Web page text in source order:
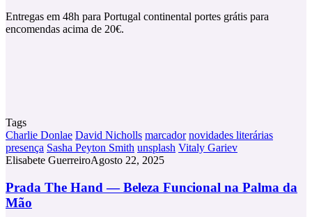
Entregas em 48h para Portugal continental portes grátis para
encomendas acima de 20€.
Tags
Charlie Donlae David Nicholls marcador novidades literárias
presença Sasha Peyton Smith unsplash Vitaly Gariev
Elisabete GuerreiroAgosto 22, 2025
Prada
The
Hand
Prada The Hand — Beleza Funcional na Palma da
Mão